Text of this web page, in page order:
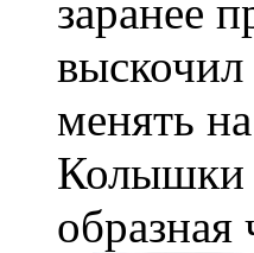
заранее
менять
Колышки
образная